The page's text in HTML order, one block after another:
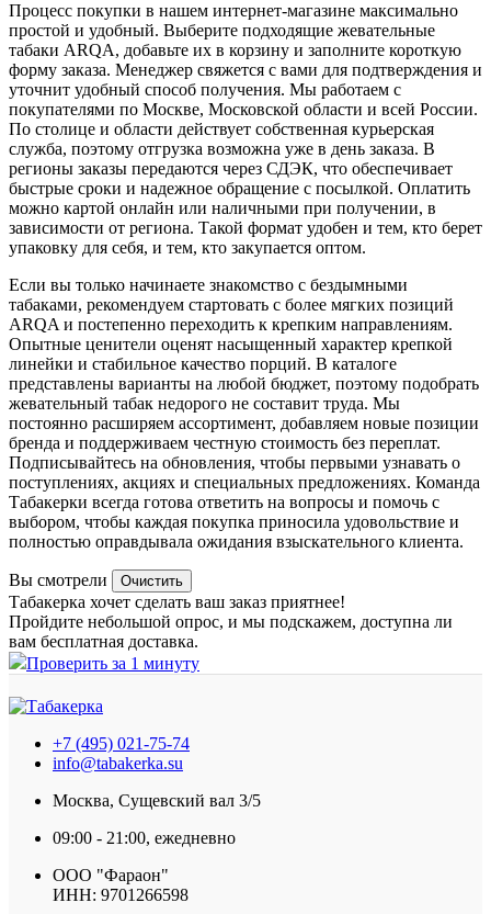
Процесс покупки в нашем интернет-магазине максимально
простой и удобный. Выберите подходящие жевательные
табаки ARQA, добавьте их в корзину и заполните короткую
форму заказа. Менеджер свяжется с вами для подтверждения и
уточнит удобный способ получения. Мы работаем с
покупателями по Москве, Московской области и всей России.
По столице и области действует собственная курьерская
служба, поэтому отгрузка возможна уже в день заказа. В
регионы заказы передаются через СДЭК, что обеспечивает
быстрые сроки и надежное обращение с посылкой. Оплатить
можно картой онлайн или наличными при получении, в
зависимости от региона. Такой формат удобен и тем, кто берет
упаковку для себя, и тем, кто закупается оптом.
Если вы только начинаете знакомство с бездымными
табаками, рекомендуем стартовать с более мягких позиций
ARQA и постепенно переходить к крепким направлениям.
Опытные ценители оценят насыщенный характер крепкой
линейки и стабильное качество порций. В каталоге
представлены варианты на любой бюджет, поэтому подобрать
жевательный табак недорого не составит труда. Мы
постоянно расширяем ассортимент, добавляем новые позиции
бренда и поддерживаем честную стоимость без переплат.
Подписывайтесь на обновления, чтобы первыми узнавать о
поступлениях, акциях и специальных предложениях. Команда
Табакерки всегда готова ответить на вопросы и помочь с
выбором, чтобы каждая покупка приносила удовольствие и
полностью оправдывала ожидания взыскательного клиента.
Вы смотрели Очистить
Табакерка хочет сделать ваш заказ приятнее!
Пройдите небольшой опрос, и мы подскажем, доступна ли
вам бесплатная доставка.
Проверить за 1 минуту
+7 (495) 021-75-74
info@tabakerka.su
Москва, Сущевский вал 3/5
09:00 - 21:00, ежедневно
ООО "Фараон"
ИНН: 9701266598